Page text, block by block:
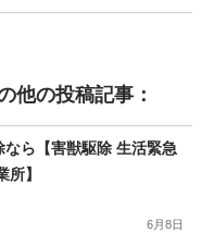
他の投稿記事：
ら【害獣駆除 生活緊急
】
6月8日